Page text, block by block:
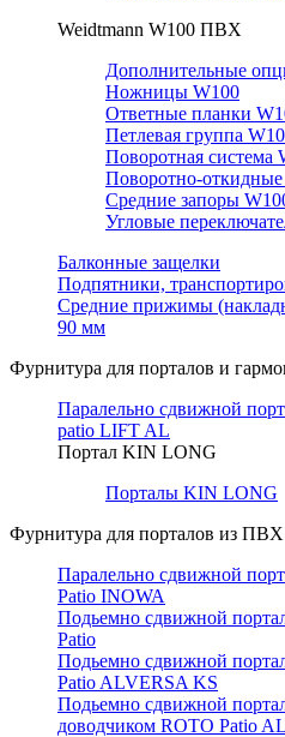
Weidtmann W100 ПВХ
Дополнительные
Ножницы W100
Ответные планки
Петлевая группа
Поворотная система
Поворотно-
Средние запоры
Угловые
Балконные защелки
Подпятники,
Средние прижимы
90 мм
Фурнитура для порталов и
Паралельно сдвижной
patio LIFT AL
Портал KIN LONG
Порталы KIN LONG
Фурнитура для порталов из ПВХ
Паралельно сдвижной
Patio INOWA
Подьемно сдвижной
Patio
Подьемно сдвижной
Patio ALVERSA KS
Подьемно сдвижной
доводчиком ROTO Patio